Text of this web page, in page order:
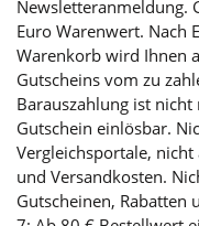
Newsletteranmeldung.
Euro Warenwert. Nach
Warenkorb wird Ihnen
Gutscheins vom zu
Barauszahlung ist
Gutschein einlösbar.
Vergleichsportale,
und Versandkosten.
Gutscheinen, Rabatten